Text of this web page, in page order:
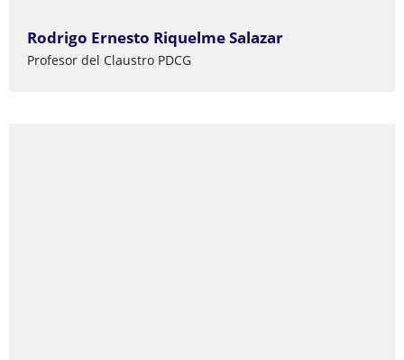
Rodrigo Ernesto Riquelme Salazar
Profesor del Claustro PDCG